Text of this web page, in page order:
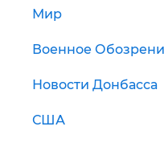
Мир
Военное
Новости Донбасса
США